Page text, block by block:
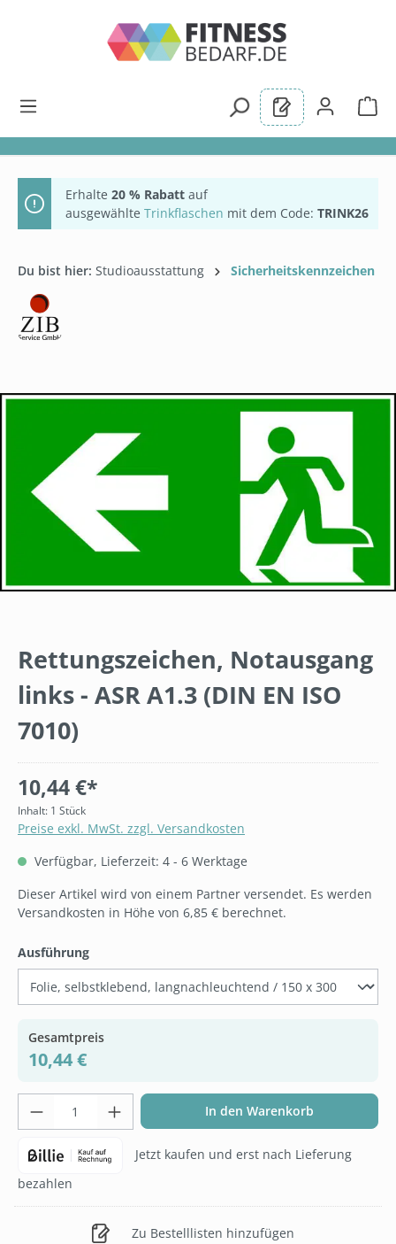
Erhalte 20 % Rabatt auf
ausgewählte Trinkflaschen mit dem Code: TRINK26
Du bist hier: Studioausstattung Sicherheitskennzeichen
Rettungszeichen, Notausgang
links - ASR A1.3 (DIN EN ISO
7010)
10,44 €*
Inhalt: 1 Stück
Preise exkl. MwSt. zzgl. Versandkosten
Verfügbar, Lieferzeit: 4 - 6 Werktage
Dieser Artikel wird von einem Partner versendet. Es werden
Versandkosten in Höhe von 6,85 € berechnet.
Ausführungauswählen
Gesamtpreis
10,44 €
Produkt Anzahl: Gib den gewünschten
In den Warenkorb
Jetzt kaufen und erst nach Lieferung
bezahlen
Zu Bestelllisten hinzufügen